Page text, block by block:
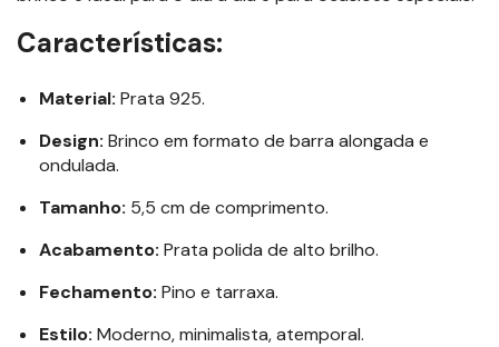
Características:
Material: Prata 925.
Design: Brinco em formato de barra alongada e
ondulada.
Tamanho: 5,5 cm de comprimento.
Acabamento: Prata polida de alto brilho.
Fechamento: Pino e tarraxa.
Estilo: Moderno, minimalista, atemporal.